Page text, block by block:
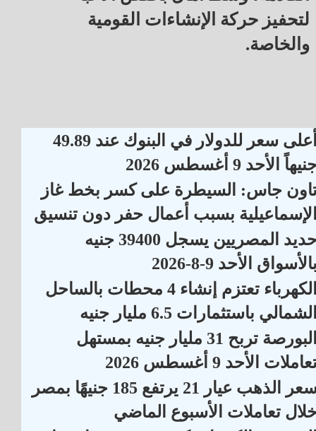
لتحفيز حركة الإنشاءات القومية
والخاصة.
أعلى سعر للدولار في البنوك عند 49.89
الأحد 9 أغسطس 2026
جاس: السيطرة على كسر بخط غاز
بسبب أعمال حفر دون تنسيق
حديد المصريين يسجل 39400 جنيه
الأحد 9-8-2026
الكهرباء تعتزم إنشاء 4 محطات بالساحل
باستثمارات 6.5 مليار جنيه
البورصة تربح 31 مليار جنيه بمستهل
الأحد 9 أغسطس 2026
سعر الذهب عيار 21 يرتفع 185 جنيهًا بمصر
تعاملات الأسبوع الماضي